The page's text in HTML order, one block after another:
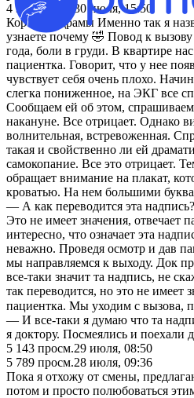
4 367просм.
30 июля, 15:50
Королева драмы Именно так я
узнаете почему 🤣 Повод к
года, боли в груди. В квартире
пациентка. Говорит, что у нее
чувствует себя очень плохо.
слегка пониженное, на ЭКГ все
Сообщаем ей об этом,
накануне. Все отрицает. Однако
волнительная, встревоженная.
такая и свойственно ли ей
самокопание. Все это отрицает.
обращает внимание на плакат,
кроватью. На нем большими
— А как переводится эта
Это не имеет значения, отвечает
интересно, что означает эта
неважно. Проведя осмотр и дав
мы направляемся к выходу. Док
все-таки значит та надпись, не
так переводится, но это не имеет
пациентка. Мы уходим с вызова,
— И все-таки я думаю что та
я доктору. Посмеялись и поехали
5 143 просм.29 июля, 08:50
5 789 просм.28 июля, 09:36
Пока я отхожу от смены,
потом и просто полюбоваться